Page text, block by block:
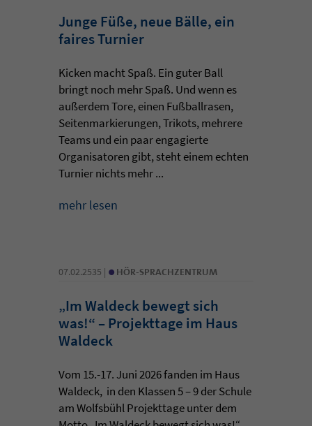
Junge Füße, neue Bälle, ein
faires Turnier
Kicken macht Spaß. Ein guter Ball
bringt noch mehr Spaß. Und wenn es
außerdem Tore, einen Fußballrasen,
Seitenmarkierungen, Trikots, mehrere
Teams und ein paar engagierte
Organisatoren gibt, steht einem echten
Turnier nichts mehr ...
mehr lesen
07.02.2535 | • HÖR-SPRACHZENTRUM
„Im Waldeck bewegt sich
was!“ – Projekttage im Haus
Waldeck
Vom 15.-17. Juni 2026 fanden im Haus
Waldeck, in den Klassen 5 – 9 der Schule
am Wolfsbühl Projekttage unter dem